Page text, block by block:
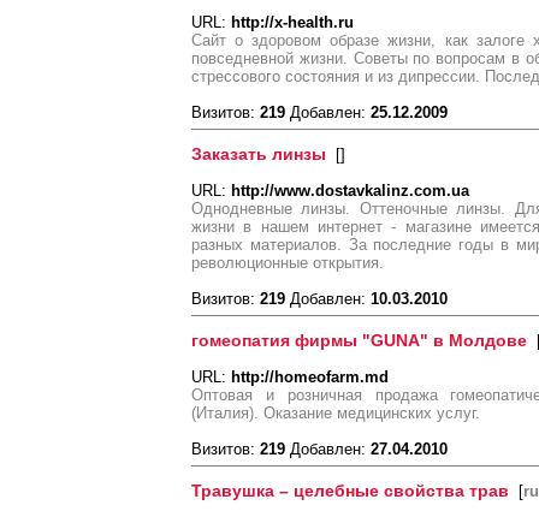
URL: http://x-health.ru
Сайт о здоровом образе жизни, как залоге
повседневной жизни. Советы по вопросам в
стрессового состояния и из дипрессии.
Визитов: 219 Добавлен: 25.12.2009
Заказать линзы []
URL: http://www.dostavkalinz.com.ua
Однодневные линзы. Оттеночные линзы.
жизни в нашем интернет - магазине
разных материалов. За последние годы в
революционные открытия.
Визитов: 219 Добавлен: 10.03.2010
гомеопатия фирмы "GUNA" в Молдове
URL: http://homeofarm.md
Оптовая и розничная продажа
(Италия). Оказание медицинских услуг.
Визитов: 219 Добавлен: 27.04.2010
Травушка – целебные свойства трав [ru